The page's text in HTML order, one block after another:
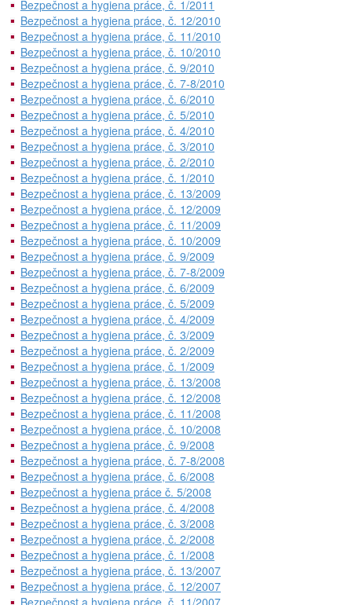
Bezpečnost a hygiena práce, č. 1/2011
Bezpečnost a hygiena práce, č. 12/2010
Bezpečnost a hygiena práce, č. 11/2010
Bezpečnost a hygiena práce, č. 10/2010
Bezpečnost a hygiena práce, č. 9/2010
Bezpečnost a hygiena práce, č. 7-8/2010
Bezpečnost a hygiena práce, č. 6/2010
Bezpečnost a hygiena práce, č. 5/2010
Bezpečnost a hygiena práce, č. 4/2010
Bezpečnost a hygiena práce, č. 3/2010
Bezpečnost a hygiena práce, č. 2/2010
Bezpečnost a hygiena práce, č. 1/2010
Bezpečnost a hygiena práce, č. 13/2009
Bezpečnost a hygiena práce, č. 12/2009
Bezpečnost a hygiena práce, č. 11/2009
Bezpečnost a hygiena práce, č. 10/2009
Bezpečnost a hygiena práce, č. 9/2009
Bezpečnost a hygiena práce, č. 7-8/2009
Bezpečnost a hygiena práce, č. 6/2009
Bezpečnost a hygiena práce, č. 5/2009
Bezpečnost a hygiena práce, č. 4/2009
Bezpečnost a hygiena práce, č. 3/2009
Bezpečnost a hygiena práce, č. 2/2009
Bezpečnost a hygiena práce, č. 1/2009
Bezpečnost a hygiena práce, č. 13/2008
Bezpečnost a hygiena práce, č. 12/2008
Bezpečnost a hygiena práce, č. 11/2008
Bezpečnost a hygiena práce, č. 10/2008
Bezpečnost a hygiena práce, č. 9/2008
Bezpečnost a hygiena práce, č. 7-8/2008
Bezpečnost a hygiena práce, č. 6/2008
Bezpečnost a hygiena práce č. 5/2008
Bezpečnost a hygiena práce, č. 4/2008
Bezpečnost a hygiena práce, č. 3/2008
Bezpečnost a hygiena práce, č. 2/2008
Bezpečnost a hygiena práce, č. 1/2008
Bezpečnost a hygiena práce, č. 13/2007
Bezpečnost a hygiena práce, č. 12/2007
Bezpečnost a hygiena práce, č. 11/2007